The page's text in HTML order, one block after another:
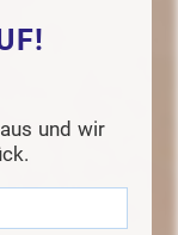
und wir